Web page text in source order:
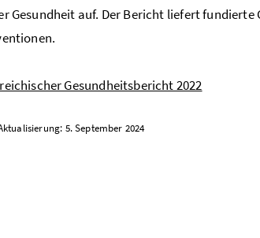
Gesundheit auf. Der Bericht liefert
Gesundheitsbericht 2022
5. September 2024